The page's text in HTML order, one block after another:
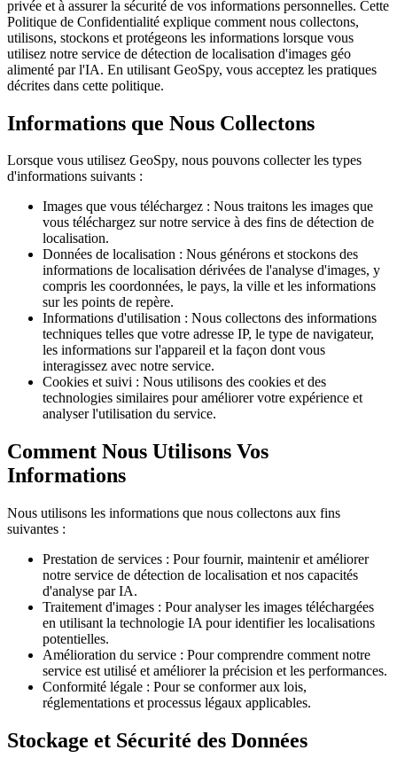
privée et à assurer la sécurité de vos informations personnelles. Cette
Politique de Confidentialité explique comment nous collectons,
utilisons, stockons et protégeons les informations lorsque vous
utilisez notre service de détection de localisation d'images géo
alimenté par l'IA. En utilisant GeoSpy, vous acceptez les pratiques
décrites dans cette politique.
Informations que Nous Collectons
Lorsque vous utilisez GeoSpy, nous pouvons collecter les types
d'informations suivants :
Images que vous téléchargez : Nous traitons les images que
vous téléchargez sur notre service à des fins de détection de
localisation.
Données de localisation : Nous générons et stockons des
informations de localisation dérivées de l'analyse d'images, y
compris les coordonnées, le pays, la ville et les informations
sur les points de repère.
Informations d'utilisation : Nous collectons des informations
techniques telles que votre adresse IP, le type de navigateur,
les informations sur l'appareil et la façon dont vous
interagissez avec notre service.
Cookies et suivi : Nous utilisons des cookies et des
technologies similaires pour améliorer votre expérience et
analyser l'utilisation du service.
Comment Nous Utilisons Vos
Informations
Nous utilisons les informations que nous collectons aux fins
suivantes :
Prestation de services : Pour fournir, maintenir et améliorer
notre service de détection de localisation et nos capacités
d'analyse par IA.
Traitement d'images : Pour analyser les images téléchargées
en utilisant la technologie IA pour identifier les localisations
potentielles.
Amélioration du service : Pour comprendre comment notre
service est utilisé et améliorer la précision et les performances.
Conformité légale : Pour se conformer aux lois,
réglementations et processus légaux applicables.
Stockage et Sécurité des Données